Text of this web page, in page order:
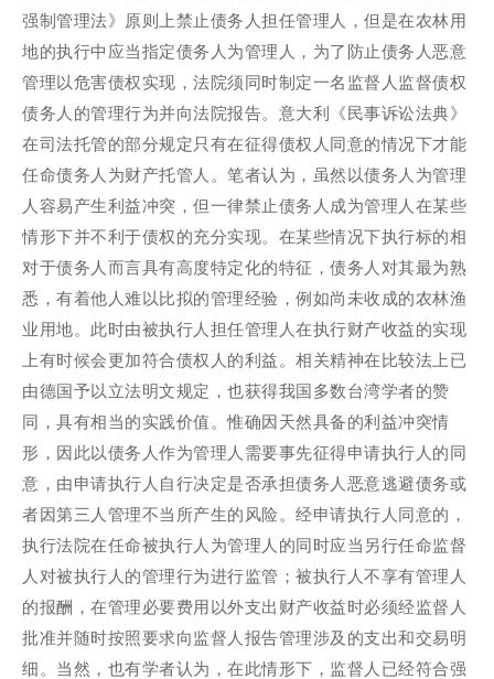
强制管理法》原则上禁止债务人担任管理人，但是在农林用
地的执行中应当指定债务人为管理人，为了防止债务人恶意
管理以危害债权实现，法院须同时制定一名监督人监督债权
债务人的管理行为并向法院报告。意大利《民事诉讼法典》
在司法托管的部分规定只有在征得债权人同意的情况下才能
任命债务人为财产托管人。笔者认为，虽然以债务人为管理
人容易产生利益冲突，但一律禁止债务人成为管理人在某些
情形下并不利于债权的充分实现。在某些情况下执行标的相
对于债务人而言具有高度特定化的特征，债务人对其最为熟
悉，有着他人难以比拟的管理经验，例如尚未收成的农林渔
业用地。此时由被执行人担任管理人在执行财产收益的实现
上有时候会更加符合债权人的利益。相关精神在比较法上已
由德国予以立法明文规定，也获得我国多数台湾学者的赞
同，具有相当的实践价值。惟确因天然具备的利益冲突情
形，因此以债务人作为管理人需要事先征得申请执行人的同
意，由申请执行人自行决定是否承担债务人恶意逃避债务或
者因第三人管理不当所产生的风险。经申请执行人同意的，
执行法院在任命被执行人为管理人的同时应当另行任命监督
人对被执行人的管理行为进行监管；被执行人不享有管理人
的报酬，在管理必要费用以外支出财产收益时必须经监督人
批准并随时按照要求向监督人报告管理涉及的支出和交易明
细。当然，也有学者认为，在此情形下，监督人已经符合强